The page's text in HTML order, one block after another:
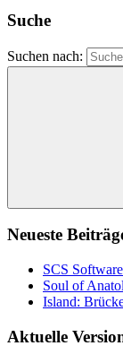
Suche
Suchen nach:
Neueste
SCS
Soul of
Island:
Aktuelle